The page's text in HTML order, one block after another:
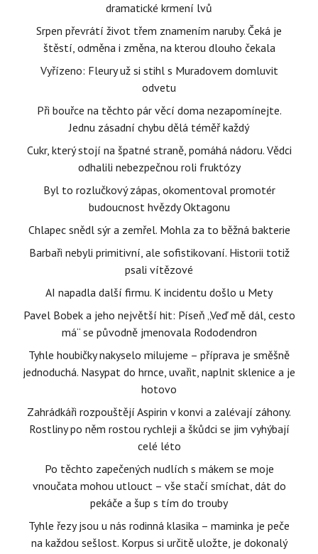
dramatické krmení lvů
Srpen převrátí život třem znamením naruby. Čeká je
štěstí, odměna i změna, na kterou dlouho čekala
Vyřízeno: Fleury už si stihl s Muradovem domluvit
odvetu
Při bouřce na těchto pár věcí doma nezapomínejte.
Jednu zásadní chybu dělá téměř každý
Cukr, který stojí na špatné straně, pomáhá nádoru. Vědci
odhalili nebezpečnou roli fruktózy
Byl to rozlučkový zápas, okomentoval promotér
budoucnost hvězdy Oktagonu
Chlapec snědl sýr a zemřel. Mohla za to běžná bakterie
Barbaři nebyli primitivní, ale sofistikovaní. Historii totiž
psali vítězové
AI napadla další firmu. K incidentu došlo u Mety
Pavel Bobek a jeho největší hit: Píseň „Veď mě dál, cesto
má“ se původně jmenovala Rododendron
Tyhle houbičky nakyselo milujeme – příprava je směšně
jednoduchá. Nasypat do hrnce, uvařit, naplnit sklenice a je
hotovo
Zahrádkáři rozpouštějí Aspirin v konvi a zalévají záhony.
Rostliny po něm rostou rychleji a škůdci se jim vyhýbají
celé léto
Po těchto zapečených nudlích s mákem se moje
vnoučata mohou utlouct – vše stačí smíchat, dát do
pekáče a šup s tím do trouby
Tyhle řezy jsou u nás rodinná klasika – maminka je peče
na každou sešlost. Korpus si určitě uložte, je dokonalý